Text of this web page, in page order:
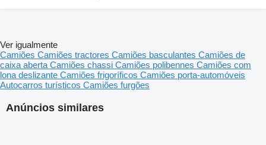
Anúncios similares
Ver igualmente
Camiões Camiões tractores Camiões basculantes Camiões de
caixa aberta Camiões chassi Camiões polibennes Camiões com
lona deslizante Camiões frigoríficos Camiões porta-automóveis
Autocarros turísticos Camiões furgões